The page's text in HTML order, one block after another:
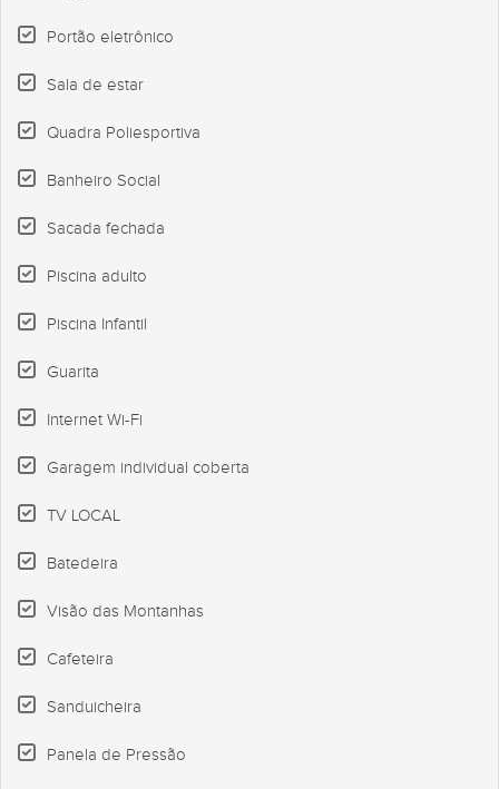
Portão eletrônico
Sala de estar
Quadra Poliesportiva
Banheiro Social
Sacada fechada
Piscina adulto
Piscina Infantil
Guarita
Internet Wi-Fi
Garagem individual coberta
TV LOCAL
Batedeira
Visão das Montanhas
Cafeteira
Sanduicheira
Panela de Pressão